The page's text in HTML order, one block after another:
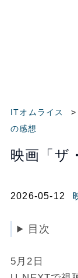
ITオムライス
の感想
映画「ザ
2026-05-12
目次
5月2日